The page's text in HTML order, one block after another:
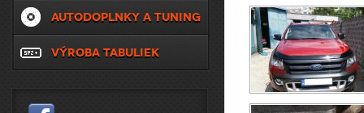
AUTODOPLNKY A TUNING
VÝROBA TABULIEK